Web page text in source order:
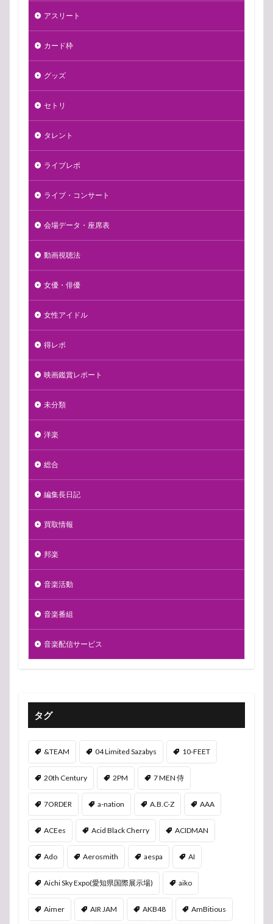
アスリート
カード枠
グッズ
セトリ
タレント
ライブレポ
ライブ・コンサート
会場データ・座席表
動画視聴法
女優・俳優
女性アイドル
得レポ
映画鑑賞レポート
未分類
洋楽
総合
編集長日記
買取情報
邦楽
音楽活動
音楽番組
音楽配信サービス
タグ
&TEAM 04 Limited Sazabys 10-FEET
20th Century 2PM 7 MEN 侍
7ORDER a-nation A.B.C-Z AAA
ACEes Acid Black Cherry ACIDMAN
Ado Aerosmith aespa AI
Aichi Sky Expo(愛知県国際展示場) aiko
Aimer AIR JAM AKB48 AmBitious